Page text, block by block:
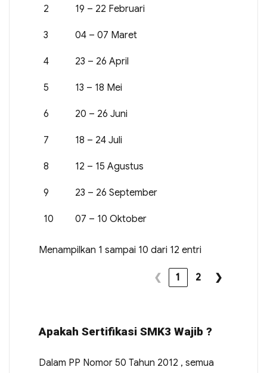
2 19 – 22 Februari
3 04 – 07 Maret
4 23 – 26 April
5 13 – 18 Mei
6 20 – 26 Juni
7 18 – 24 Juli
8 12 – 15 Agustus
9 23 – 26 September
10 07 – 10 Oktober
Menampilkan 1 sampai 10 dari 12 entri
❮ 1 2 ❯
Apakah Sertifikasi SMK3 Wajib ?
Dalam PP Nomor 50 Tahun 2012 , semua